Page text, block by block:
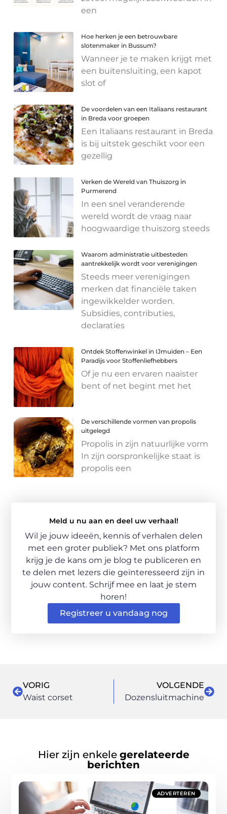
een
Hoe herken je een betrouwbare
slotenmaker in Bussum?
Wanneer je te maken krijgt met
een buitensluiting, een kapot
slot of
De voordelen van een Italiaans restaurant
in Breda voor groepen
Een Italiaans restaurant in Breda
is bij uitstek geschikt voor een
gezellig
Verken de Wereld van Thuiszorg in
Purmerend
In een snel veranderende
wereld wordt de vraag naar
hoogwaardige thuiszorg steeds
Waarom administratie uitbesteden
aantrekkelijk wordt voor verenigingen
Steeds meer verenigingen
merken dat financiële taken
ingewikkelder worden.
Subsidies, contributies,
declaraties
Ontdek Stoffenwinkel in IJmuiden – Een
Paradijs voor Stoffenliefhebbers
Of je nu een ervaren naaister
bent of net begint met het
De verschillende vormen van propolis
uitgelegd
Propolis in zijn natuurlijke vorm
In zijn oorspronkelijke staat is
propolis een
Meld u nu aan en deel uw verhaal!
Wil je jouw ideeën, kennis of verhalen delen
met een groter publiek? Met ons platform
krijg je de kans om je blog te publiceren en
te delen met lezers die geïnteresseerd zijn in
jouw content. Schrijf mee en laat je stem
horen!
Registreer u vandaag nog
VORIG
Waist corset
VOLGENDE
Dozensluitmachine
Hier zijn enkele gerelateerde
berichten
ADVERTEREN